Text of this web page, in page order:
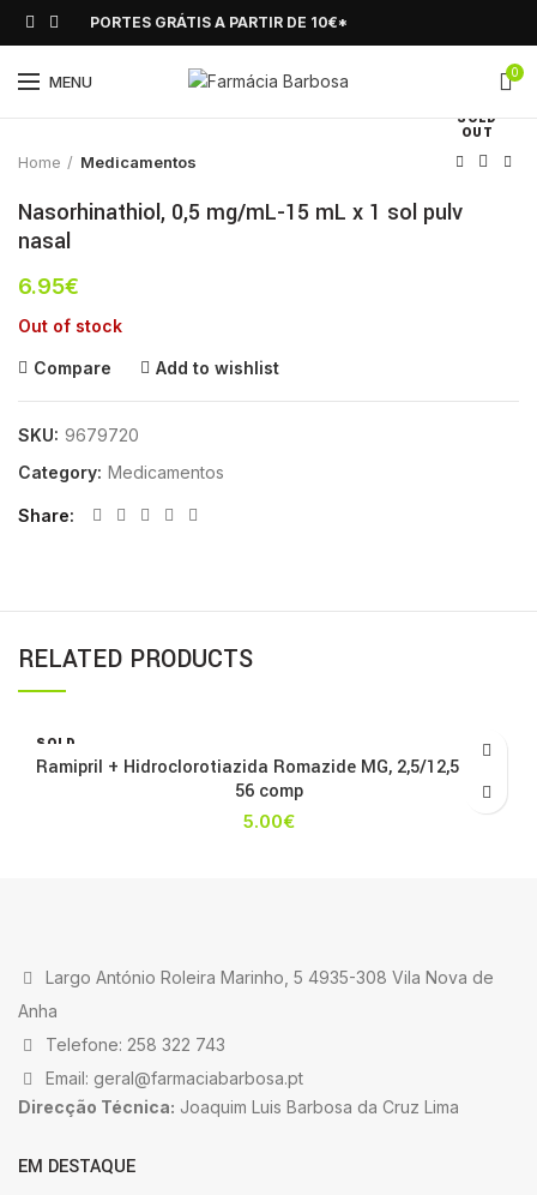
PORTES GRÁTIS A PARTIR DE 10€*
MENU 0
SOLD
OUT
Click to enlarge
Home Medicamentos
Nasorhinathiol, 0,5 mg/mL-15 mL x 1 sol pulv
nasal
6.95€
Out of stock
Compare Add to wishlist
SKU: 9679720
Category: Medicamentos
Share
RELATED PRODUCTS
SOLD
OUT
Ramipril + Hidroclorotiazida Romazide MG, 2,5/12,5 mg x
56 comp
5.00€
Largo António Roleira Marinho, 5 4935-308 Vila Nova de
Anha
Telefone: 258 322 743
Email: geral@farmaciabarbosa.pt
Direcção Técnica: Joaquim Luis Barbosa da Cruz Lima
EM DESTAQUE